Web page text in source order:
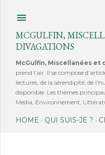
MCGULFIN,
DIVAGATIONS
McGulfin, Miscellanées et
prend l’air. Il se compose
lectures, de la sérendipité, de
disponible. Les thèmes
Média, Environnement,
HOME QUI SUIS-JE ?